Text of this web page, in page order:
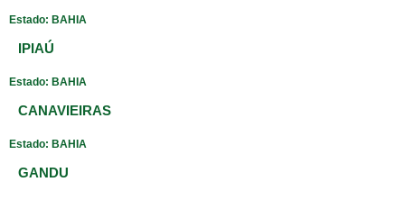
Estado: BAHIA
IPIAÚ
Estado: BAHIA
CANAVIEIRAS
Estado: BAHIA
GANDU